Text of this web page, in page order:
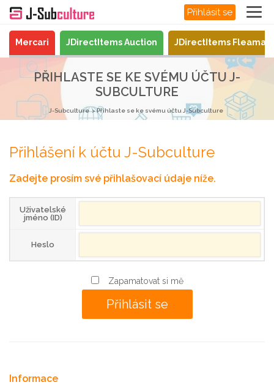
Přihlásit se
Mercari JDirectItems Auction JDirectItems
PŘIHLASTE SE KE SVÉMU ÚČTU J-
SUBCULTURE
J-Subculture Přihlaste se ke svému účtu J-Subculture
Přihlášení k účtu J-Subculture
Zadejte prosím své přihlašovací údaje níže.
Uživatelské
jméno (ID)
Heslo
Zapamatovat si mě
Informace